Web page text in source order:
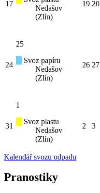
17
Nedašov
(Zlín)
19 20
24
25
Svoz papíru
Nedašov
(Zlín)
26 27
31
1
Svoz plastu
Nedašov
(Zlín)
2 3
Kalendář svozu odpadu
Pranostiky